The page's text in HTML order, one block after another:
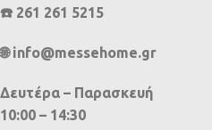
☎️ 261 261 5215
🌐 info@messehome.gr
Δευτέρα – Παρασκευή
10:00 – 14:30